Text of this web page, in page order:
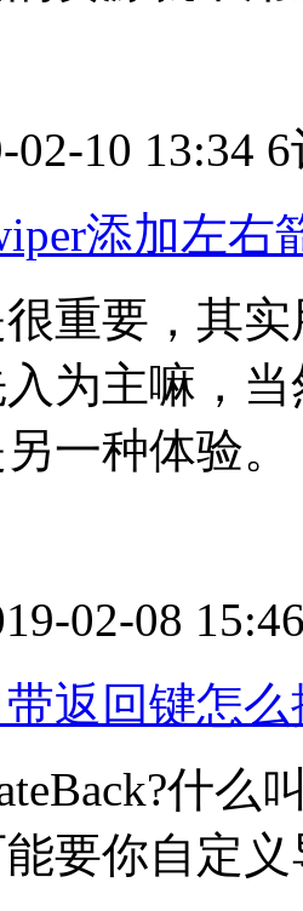
02-10 13:34
添加左右
重要，其
为主嘛，
一种体验。
02-08
返回键怎
什么
要你自定义